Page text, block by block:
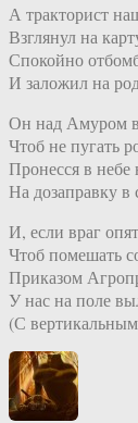
А тракторист
Взглянул на
Спокойно
И заложил на
Он над Амуром
Чтоб не пугать
Пронесся в небе
На дозаправку в
И, если враг
Чтоб помешать
Приказом
У нас на поле
(С